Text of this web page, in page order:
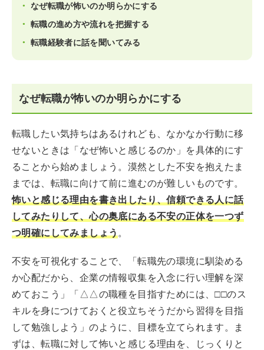
なぜ転職が怖いのか明らかにする
転職の進め方や流れを把握する
転職経験者に話を聞いてみる
なぜ転職が怖いのか明らかにする
転職したい気持ちはあるけれども、なかなか行動に移
せないときは「なぜ怖いと感じるのか」を具体的にす
ることから始めましょう。漠然とした不安を抱えたま
までは、転職に向けて前に進むのが難しいものです。
怖いと感じる理由を書き出したり、信頼できる人に話
してみたりして、心の奥底にある不安の正体を一つず
つ明確にしてみましょう。
不安を可視化することで、「転職先の環境に馴染める
か心配だから、企業の情報収集を入念に行い理解を深
めておこう」「△△の職種を目指すためには、□□のス
キルを身につけておくと役立ちそうだから習得を目指
して勉強しよう」のように、目標を立てられます。ま
ずは、転職に対して怖いと感じる理由を、じっくりと